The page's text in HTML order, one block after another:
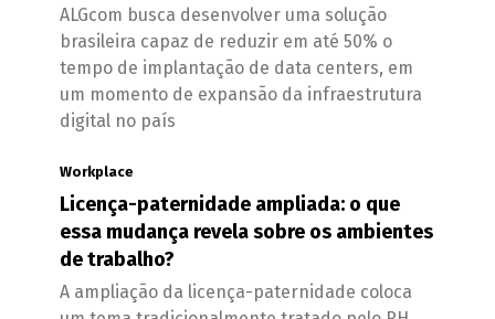
ALGcom busca desenvolver uma solução
brasileira capaz de reduzir em até 50% o
tempo de implantação de data centers, em
um momento de expansão da infraestrutura
digital no país
Workplace
Licença-paternidade ampliada: o que
essa mudança revela sobre os ambientes
de trabalho?
A ampliação da licença-paternidade coloca